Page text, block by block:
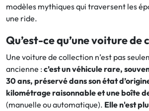
modèles mythiques qui traversent les
une ride.
Qu’est-ce qu’une voiture de
Une voiture de collection n’est pas
ancienne : c’est un véhicule rare,
30 ans, préservé dans son état
kilométrage raisonnable et une boîte
(manuelle ou automatique). Elle n'est